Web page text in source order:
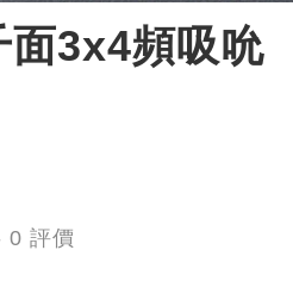
3x4頻吸吮
0 評價